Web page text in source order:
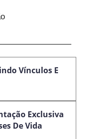
Vínculos E
Exclusiva
De Vida